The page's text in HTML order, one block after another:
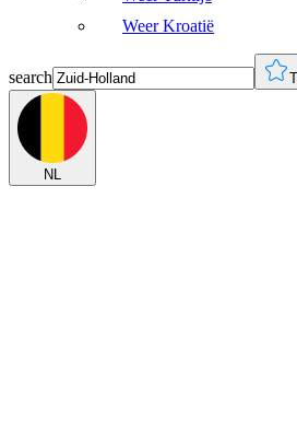
Weer Kroatië
search
NL